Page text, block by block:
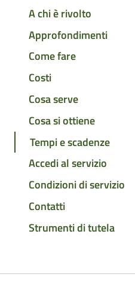
A chi è rivolto
Approfondimenti
Come fare
Costi
Cosa serve
Cosa si ottiene
Tempi e scadenze
Accedi al servizio
Condizioni di servizio
Contatti
Strumenti di tutela